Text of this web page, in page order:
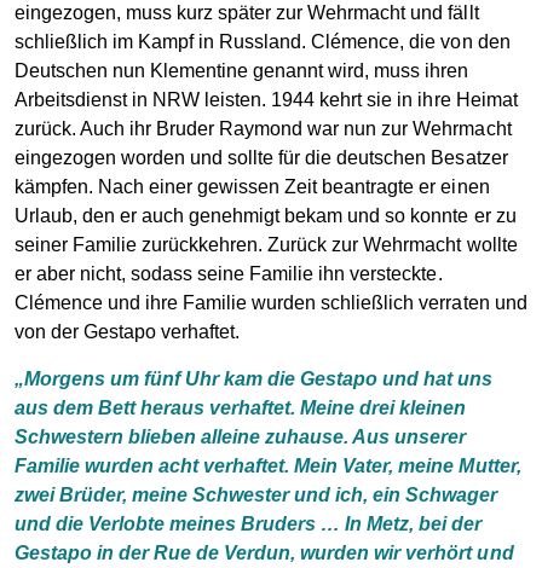
eingezogen, muss kurz später zur Wehrmacht und fällt
schließlich im Kampf in Russland. Clémence, die von den
Deutschen nun Klementine genannt wird, muss ihren
Arbeitsdienst in NRW leisten. 1944 kehrt sie in ihre Heimat
zurück. Auch ihr Bruder Raymond war nun zur Wehrmacht
eingezogen worden und sollte für die deutschen Besatzer
kämpfen. Nach einer gewissen Zeit beantragte er einen
Urlaub, den er auch genehmigt bekam und so konnte er zu
seiner Familie zurückkehren. Zurück zur Wehrmacht wollte
er aber nicht, sodass seine Familie ihn versteckte.
Clémence und ihre Familie wurden schließlich verraten und
von der Gestapo verhaftet.
„Morgens um fünf Uhr kam die Gestapo und hat uns
aus dem Bett heraus verhaftet. Meine drei kleinen
Schwestern blieben alleine zuhause. Aus unserer
Familie wurden acht verhaftet. Mein Vater, meine Mutter,
zwei Brüder, meine Schwester und ich, ein Schwager
und die Verlobte meines Bruders … In Metz, bei der
Gestapo in der Rue de Verdun, wurden wir verhört und